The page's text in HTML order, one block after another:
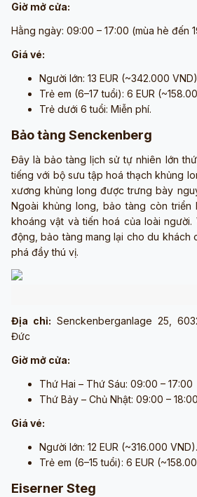
Giờ mở cửa:
Hằng ngày: 09:00 – 17:00 (mùa hè đến
Giá vé:
Người lớn: 13 EUR (~342.000
Trẻ em (6–17 tuổi): 6 EUR
Trẻ dưới 6 tuổi: Miễn phí.
Bảo tàng Senckenberg
Đây là bảo tàng lịch sử tự nhiên lớn
tiếng với bộ sưu tập hoá thạch khủng
xương khủng long được trưng bày
Ngoài khủng long, bảo tàng còn triển
khoáng vật và tiến hoá của loài
động, bảo tàng mang lại cho du khách
phá đầy thú vị.
Địa chỉ: Senckenberganlage 25,
Đức
Giờ mở cửa:
Thứ Hai – Thứ Sáu: 09:00 – 17:00
Thứ Bảy – Chủ Nhật: 09:00 – 18:00
Giá vé:
Người lớn: 12 EUR (~316.000 VND).
Trẻ em (6–15 tuổi): 6 EUR
Eiserner Steg